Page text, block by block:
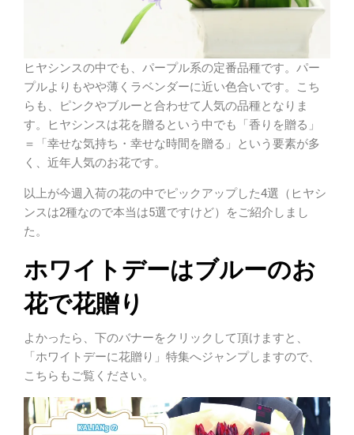
ヒヤシンスの中でも、パープル系の定番品種です。パー
プルよりもやや薄くラベンダーに近い色合いです。こち
らも、ピンクやブルーと合わせて人気の品種となりま
す。ヒヤシンスは花を贈るという中でも「香りを贈る」
＝「幸せな気持ち・幸せな時間を贈る」という要素が多
く、近年人気のお花です。
以上が今週入荷の花の中でピックアップした4選（ヒヤシ
ンスは2種なので本当は5選ですけど）をご紹介しまし
た。
ホワイトデーはブルーのお
花で花贈り
よかったら、下のバナーをクリックして頂けますと、
「ホワイトデーに花贈り」特集へジャンプしますので、
こちらもご覧ください。